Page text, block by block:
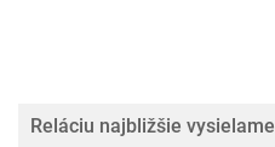
Reláciu najbližšie vysielame